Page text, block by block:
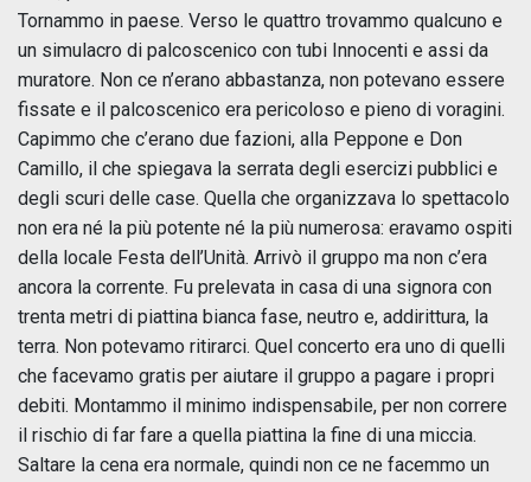
Tornammo in paese. Verso le quattro trovammo qualcuno e
un simulacro di palcoscenico con tubi Innocenti e assi da
muratore. Non ce n’erano abbastanza, non potevano essere
fissate e il palcoscenico era pericoloso e pieno di voragini.
Capimmo che c’erano due fazioni, alla Peppone e Don
Camillo, il che spiegava la serrata degli esercizi pubblici e
degli scuri delle case. Quella che organizzava lo spettacolo
non era né la più potente né la più numerosa: eravamo ospiti
della locale Festa dell’Unità. Arrivò il gruppo ma non c’era
ancora la corrente. Fu prelevata in casa di una signora con
trenta metri di piattina bianca fase, neutro e, addirittura, la
terra. Non potevamo ritirarci. Quel concerto era uno di quelli
che facevamo gratis per aiutare il gruppo a pagare i propri
debiti. Montammo il minimo indispensabile, per non correre
il rischio di far fare a quella piattina la fine di una miccia.
Saltare la cena era normale, quindi non ce ne facemmo un